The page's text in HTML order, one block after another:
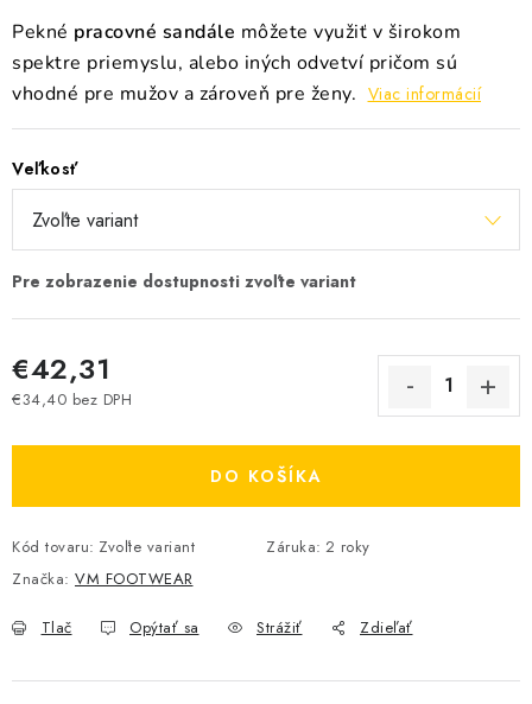
Pekné pracovné sandále môžete využiť v širokom
spektre priemyslu, alebo iných odvetví pričom sú
vhodné pre mužov a zároveň pre ženy. Viac informácií
Veľkosť
€42,31
€34,40 bez DPH
DO KOŠÍKA
Kód tovaru: Zvoľte variant Záruka: 2 roky
Značka: VM FOOTWEAR
Tlač Opýtať sa Strážiť Zdieľať